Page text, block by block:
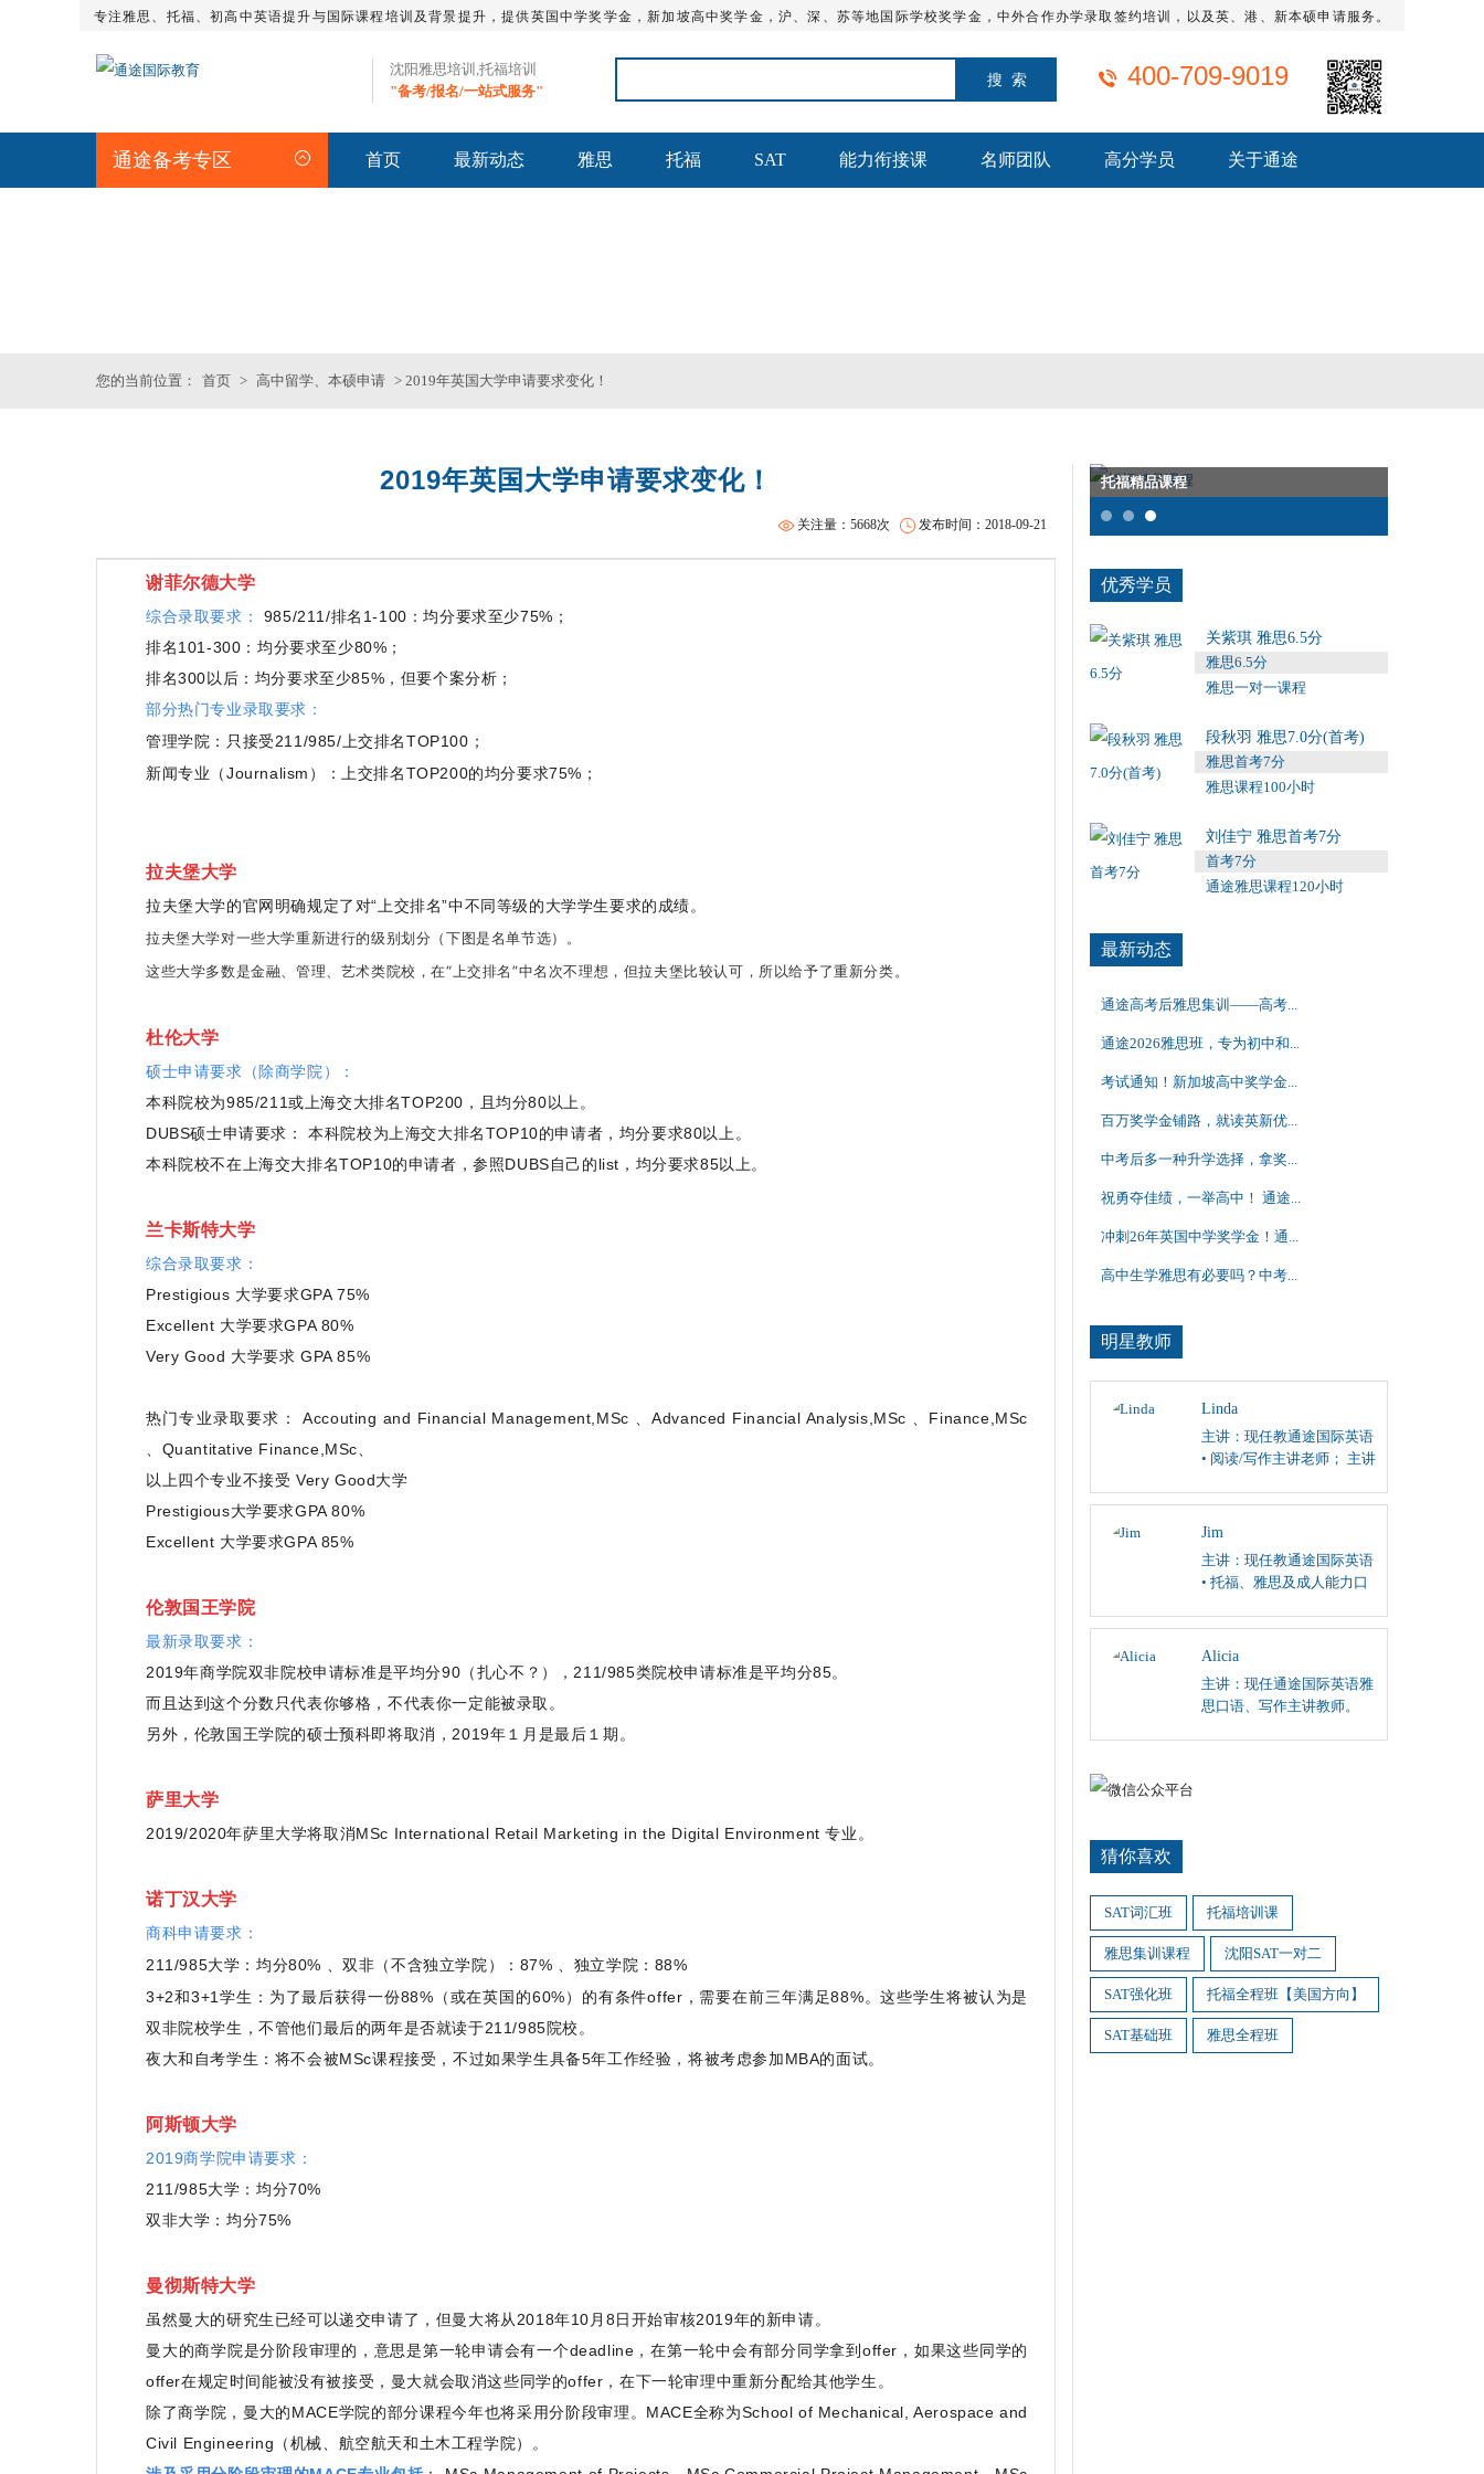
专注雅思、托福、初高中英语提升与国际课程培训及背景提升，提供英国中学奖学金，新加坡高中奖学金，沪、深、苏等地国际学校奖学金，中外合作办学录取签约培训，以及英、港、新本硕申请服务。
沈阳雅思培训,托福培训
"备考/报名/一站式服务"
400-709-9019
通途备考专区 首页 最新动态 雅思 托福 SAT 能力衔接课 名师团队 高分学员 关于通途
您的当前位置： 首页 > 高中留学、本硕申请 > 2019年英国大学申请要求变化！
2019年英国大学申请要求变化！
发布时间：2018-09-21
关注量：5668次
谢菲尔德大学
综合录取要求 ：
985/211/排名1-100：均分要求至少75%；
排名101-300：均分要求至少80%；
排名300以后：均分要求至少85%，但要个案分析；
部分热门专业录取要求：
管理学院： 只接受211/985/上交排名TOP100；
新闻专业（Journalism）：上交排名TOP200的均分要求75%；
拉夫堡大学
拉夫堡大学的官网明确规定了对“上交排名”中不同等级的大学学生要求的成绩。
拉夫堡大学对一些大学重新进行的级别划分（下图是名单节选）。
这些大学多数是金融、管理、艺术类院校，在“上交排名”中名次不理想，但拉夫堡比较认可，所以给予了重新分类。
杜伦大学
硕士申请要求（除商学院）：
本科院校为985/211或上海交大排名TOP200，且均分80以上。
DUBS硕士申请要求： 本科院校为上海交大排名TOP10的申请者，均分要求80以上。
本科院校不在上海交大排名TOP10的申请者，参照DUBS自己的list，均分要求85以上。
兰卡斯特大学
综合录取要求：
Prestigious 大学要求GPA 75%
Excellent 大学要求GPA 80%
Very Good 大学要求 GPA 85%
热门专业录取要求： Accouting and Financial Management,MSc 、Advanced Financial Analysis,MSc 、Finance,MSc
、Quantitative Finance,MSc、
以上四个专业不接受 Very Good大学
Prestigious大学要求GPA 80%
Excellent 大学要求GPA 85%
伦敦国王学院
最新录取要求：
2019年商学院双非院校申请标准是平均分90（扎心不？），211/985类院校申请标准是平均分85。
而 且达到这个分数只代表你够格，不代表你一定能被录取。
另外，伦敦国王学院的硕士预科即将取消，2019年１月是最后１期。
萨里大学
2019/2020年萨里大学将取消MSc International Retail Marketing in the Digital Environment 专业。
诺丁汉大学
商科申请要求：
211/985大学：均分80% 、双非（不含独立学院）：87% 、 独立学院：88%
3+2和3+1学生：为了最后获得一份88%（或在英国的60%）的有条件offer，需要在前三年满足88%。这些学生将被认为是
双非院校学生，不管他们最后的两年是否就读于211/985院校。
夜大和自考学生：将不会被MSc课程接受，不过如果学生具备5年工作经验，将被考虑参加MBA的面试。
阿斯顿大学
2019商学院申请要求：
211/985大学：均分70%
双非大学：均分75%
曼彻斯特大学
虽然曼大的研究生已经可以递交申请了，但曼大将从2018年10月8日开始审核2019年的新申请。
曼大的商学院是分阶段审理的，意思是第一轮申请会有一个deadline，在第一轮中会有部分同学拿到offer，如果这些同学的
offer在规定时间能被没有被接受，曼大就会取消这些同学的offer，在下一轮审理中重新分配给其他学生。
除了商学院，曼大的MACE学院的部分课程今年也将采用分阶段审理。MACE全称为School of Mechanical, Aerospace and
Civil Engineering（机械、航空航天和土木工程学院）。
雅思全程班 托福精品课程
优秀学员
关紫琪 雅思6.5分
雅思6.5分
雅思一对一课程
段秋羽 雅思7.0分(首考)
雅思首考7分
雅思课程100小时
刘佳宁 雅思首考7分
首考7分
通途雅思课程120小时
最新动态
通途高考后雅思集训——高考...
通途2026雅思班，专为初中和...
考试通知！新加坡高中奖学金...
百万奖学金铺路，就读英新优...
中考后多一种升学选择，拿奖...
祝勇夺佳绩，一举高中！ 通途...
冲刺26年英国中学奖学金！通...
高中生学雅思有必要吗？中考...
明星教师
Linda
主讲：现任教通途国际英语
• 阅读/写作主讲老师； 主讲
阅读、英国文学课程；
Jim
主讲：现任教通途国际英语
• 托福、雅思及成人能力口
Alicia
主讲：现任通途国际英语雅
思口语、写作主讲教师。
猜你喜欢
SAT词汇班 托福培训课
雅思集训课程 沈阳SAT一对二
SAT强化班 托福全程班【美国方向】
SAT基础班 雅思全程班